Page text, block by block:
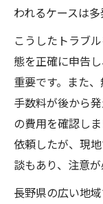
われるケースは多
こうしたトラブ
態を正確に申告
重要です。また
手数料が後から
の費用を確認し
依頼したが、現
談もあり、注意が
長野県の広い地